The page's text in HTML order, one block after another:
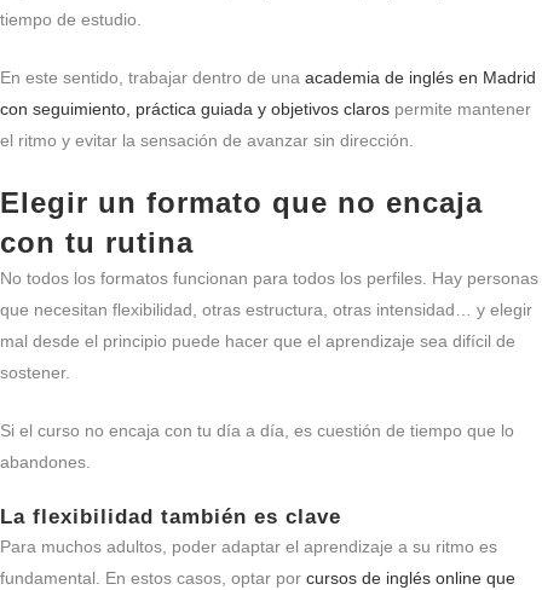
tiempo de estudio.
En este sentido, trabajar dentro de una academia de inglés en Madrid
con seguimiento, práctica guiada y objetivos claros permite mantener
el ritmo y evitar la sensación de avanzar sin dirección.
Elegir un formato que no encaja
con tu rutina
No todos los formatos funcionan para todos los perfiles. Hay personas
que necesitan flexibilidad, otras estructura, otras intensidad… y elegir
mal desde el principio puede hacer que el aprendizaje sea difícil de
sostener.
Si el curso no encaja con tu día a día, es cuestión de tiempo que lo
abandones.
La flexibilidad también es clave
Para muchos adultos, poder adaptar el aprendizaje a su ritmo es
fundamental. En estos casos, optar por cursos de inglés online que